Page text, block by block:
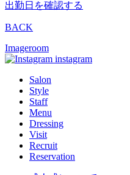
出勤日を確認する
BACK
Imageroom
instagram
Salon
Style
Staff
Menu
Dressing
Visit
Recruit
Reservation